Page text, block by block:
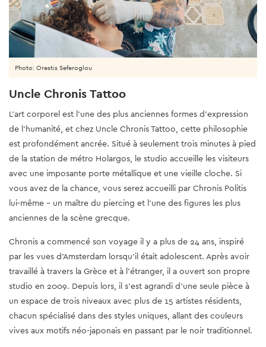
Uncle Chronis Tattoo
L'art corporel est l'une des plus anciennes formes d'expression
de l'humanité, et chez Uncle Chronis Tattoo, cette philosophie
est profondément ancrée. Situé à seulement trois minutes à pied
de la station de métro Holargos, le studio accueille les visiteurs
avec une imposante porte métallique et une vieille cloche. Si
vous avez de la chance, vous serez accueilli par Chronis Politis
lui-même - un maître du piercing et l'une des figures les plus
anciennes de la scène grecque.
Chronis a commencé son voyage il y a plus de 24 ans, inspiré
par les vues d'Amsterdam lorsqu'il était adolescent. Après avoir
travaillé à travers la Grèce et à l'étranger, il a ouvert son propre
studio en 2009. Depuis lors, il s'est agrandi d'une seule pièce à
un espace de trois niveaux avec plus de 15 artistes résidents,
chacun spécialisé dans des styles uniques, allant des couleurs
vives aux motifs néo-japonais en passant par le noir traditionnel.
Photo: Orestis Seferoglou